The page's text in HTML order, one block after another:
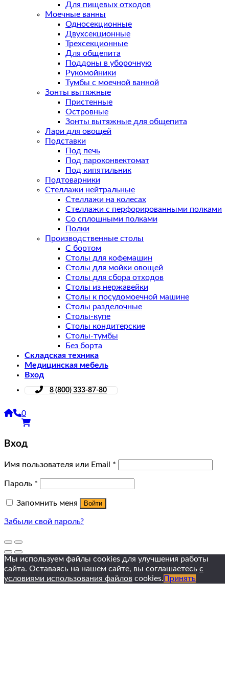
Для пищевых отходов
Моечные ванны
Односекционные
Двухсекционные
Трехсекционные
Для общепита
Поддоны в уборочную
Рукомойники
Тумбы с моечной ванной
Зонты вытяжные
Пристенные
Островные
Зонты вытяжные для общепита
Лари для овощей
Подставки
Под печь
Под пароконвектомат
Под кипятильник
Подтоварники
Стеллажи нейтральные
Стеллажи на колесах
Стеллажи с перфорированными полками
Со сплошными полками
Полки
Производственные столы
С бортом
Столы для кофемашин
Столы для мойки овощей
Столы для сбора отходов
Столы из нержавейки
Столы к посудомоечной машине
Столы разделочные
Столы-купе
Столы кондитерские
Столы-тумбы
Без борта
Складская техника
Медицинская мебель
Вход
8 (800) 333-87-80
0
Вход
Имя пользователя или Email *
Пароль *
Запомнить меня Войти
Забыли свой пароль?
Мы используем файлы cookies для улучшения работы
сайта. Оставаясь на нашем сайте, вы соглашаетесь с
условиями использования файлов cookies. Принять